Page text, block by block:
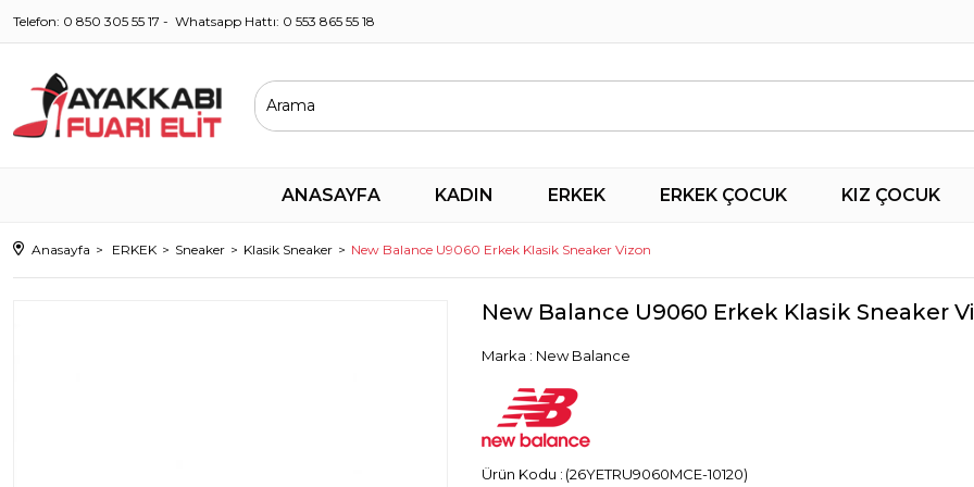
Telefon: 0 850 305 55 17 - Whatsapp Hattı: 0 553 865 55 18
ANASAYFA KADIN ERKEK ERKEK ÇOCUK KIZ ÇOCUK
Anasayfa ERKEK Sneaker Klasik Sneaker New Balance U9060 Erkek Klasik Sneaker Vizon
New Balance U9060 Erkek Klasik Sneaker
Marka : New Balance
(26YETRU9060MCE-10120)